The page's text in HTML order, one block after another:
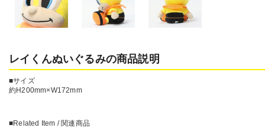
レイくんぬいぐるみの商品説明
■サイズ
約H200mm×W172mm
■Related Item / 関連商品